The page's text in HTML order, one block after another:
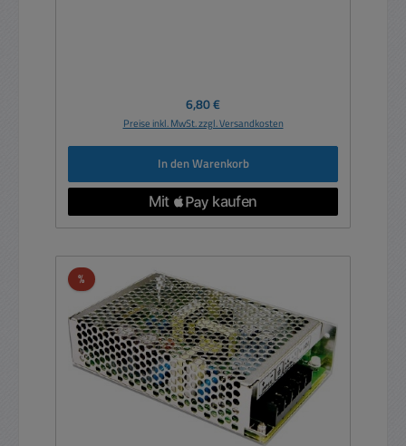
Regulärer Preis:
6,80 €
Preise inkl. MwSt. zzgl. Versandkosten
In den Warenkorb
%Rabatt